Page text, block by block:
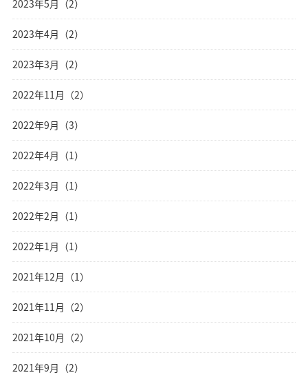
2023年5月（2）
2023年4月（2）
2023年3月（2）
2022年11月（2）
2022年9月（3）
2022年4月（1）
2022年3月（1）
2022年2月（1）
2022年1月（1）
2021年12月（1）
2021年11月（2）
2021年10月（2）
2021年9月（2）